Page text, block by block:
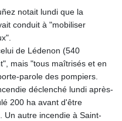
4.213541
5.244583
117.953626
94.679224
1693.738704
4.370455
9.325039
16.735107
694.263698
notait lundi que la
conduit à "mobiliser
de Lédenon (540
mais "tous maîtrisés et en
parole des pompiers.
déclenché lundi après-
200 ha avant d'être
Un autre incendie à Saint-